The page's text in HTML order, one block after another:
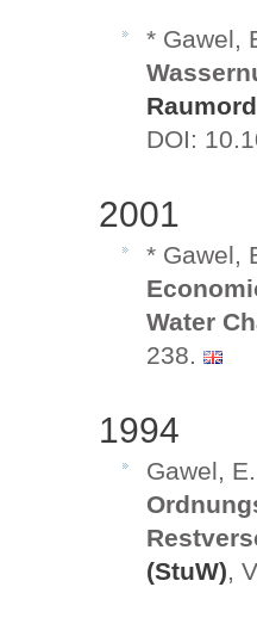
* Gawel,
DOI:
2001
* Gawel,
Water
238.
1994
Gawel,
(StuW),